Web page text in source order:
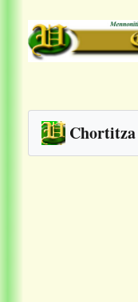
Chortitza